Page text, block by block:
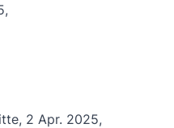
2 Apr. 2025,